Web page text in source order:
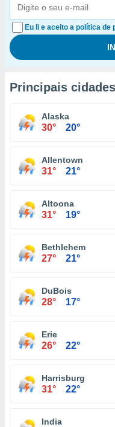
Eu li e aceito a política de
Principais cidades
Alaska
30° 20°
Allentown
31° 21°
Altoona
31° 19°
Bethlehem
27° 21°
DuBois
28° 17°
Erie
26° 22°
Harrisburg
31° 22°
India